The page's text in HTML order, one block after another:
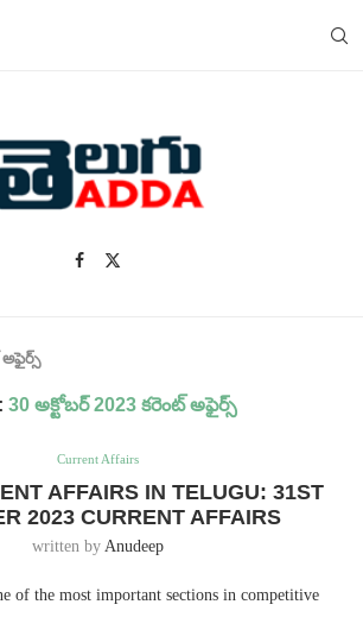
అఫైర్స్
30 అక్టోబర్ 2023 కరెంట్ అఫైర్స్
Current Affairs
AFFAIRS IN TELUGU: 31ST
2023 CURRENT AFFAIRS
written by Anudeep
of the most important sections in competitive